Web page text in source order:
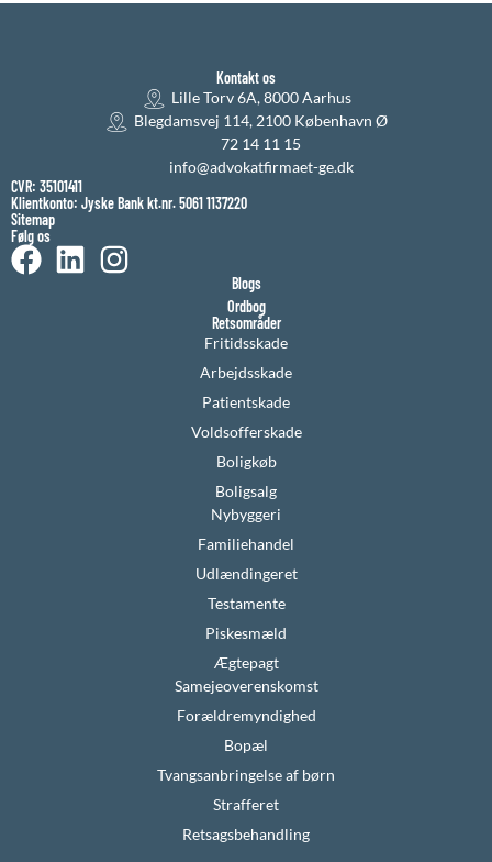
Kontakt os
Lille Torv 6A, 8000 Aarhus
Blegdamsvej 114, 2100 København Ø
72 14 11 15
info@advokatfirmaet-ge.dk
CVR: 35101411
Klientkonto: Jyske Bank kt.nr. 5061 1137220
Sitemap
Følg os
Blogs
Ordbog
Retsområder
Fritidsskade
Arbejdsskade
Patientskade
Voldsofferskade
Boligkøb
Boligsalg
Nybyggeri
Familiehandel
Udlændingeret
Testamente
Piskesmæld
Ægtepagt
Samejeoverenskomst
Forældremyndighed
Bopæl
Tvangsanbringelse af børn
Strafferet
Retsagsbehandling